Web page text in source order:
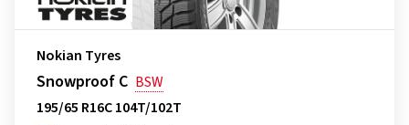
Nokian Tyres
Snowproof C BSW
195/65 R16C 104T/102T